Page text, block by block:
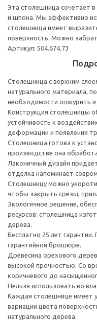
Эта столешница сочетает в
и шпона. Мы эффективно
столешница имеет
поверхность. Можно
Артикул: 504.674.73
Столешница с верхним
натурального материала,
необходимости ошкурить и
Конструкция столешницы
устойчивость к
деформации и появления
Столешница готова к
производстве она
Лаконичный дизайн
отделка напоминает
Столешницу можно
чтобы закрыть срезы,
Экологичное решение,
ресурсов: столешница
дерева.
Бесплатно 25 лет
гарантийной брошюре.
Древесина орехового
высокой прочностью. Со
коричневого до
Нельзя использовать во
Каждая столешнице имеет
вариации цвета
натурального дерева.